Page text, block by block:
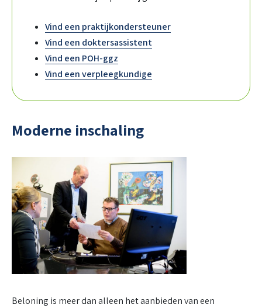
Vind een praktijkondersteuner
Vind een doktersassistent
Vind een POH-ggz
Vind een verpleegkundige
Moderne inschaling
Beloning is meer dan alleen het aanbieden van een